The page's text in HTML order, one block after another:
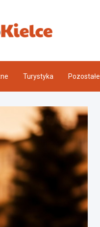
Turystyka Pozostałe